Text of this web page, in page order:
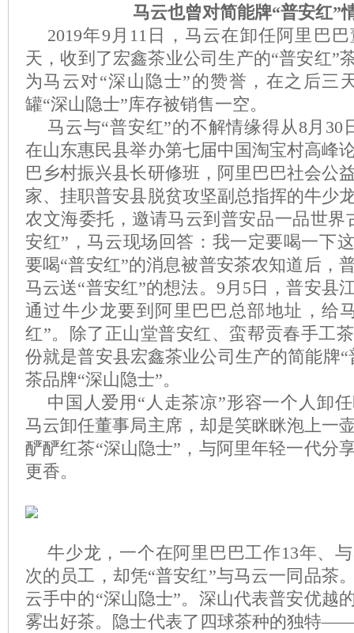
马云也曾对简能牌“普安红”
2019年9月11日，马云在卸任阿里巴
天，收到了宏鑫茶业公司生产的“普安红”
为马云对“深山隐士”的赞誉，在之后三
罐“深山隐士”库存被销售一空。
马云与“普安红”的不解情缘得从8月30
在山东惠民县举办第七届中国淘宝村高峰
巴乡村振兴县长研修班，阿里巴巴社会公
家、挂职普安县脱贫攻坚副总指挥的牛少
农文海委托，邀请马云到普安品一品世界
安红”，马云现场回答：我一定要喝一下
要喝“普安红”的消息被普安茶农知道后，
马云送“普安红”的想法。9月5日，普安县
通过牛少龙要到阿里巴巴总部地址，给
红”。除了正山堂普安红、蛮帮贡春手工
份就是普安县宏鑫茶业公司生产的简能牌
茶品牌“深山隐士”。
中国人爱用“人走茶凉”形容一个人卸
马云卸任董事局主席，却是笑眯眯泡上一
酽酽红茶“深山隐士”，与阿里年轻一代分
更香。
牛少龙，一个在阿里巴巴工作13年、
次的员工，却凭“普安红”与马云一同品茶
云手中的“深山隐士”。深山代表普安优越
雾出好茶。隐士代表了四球茶种的独特